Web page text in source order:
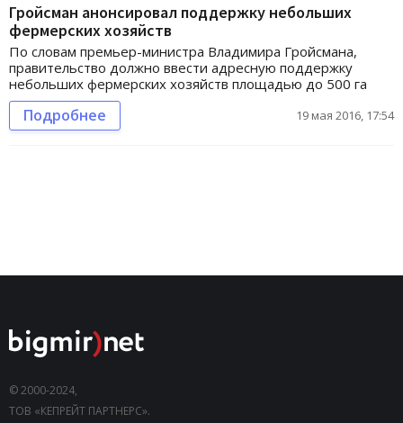
Гройсман анонсировал поддержку небольших
фермерских хозяйств
По словам премьер-министра Владимира Гройсмана,
правительство должно ввести адресную поддержку
небольших фермерских хозяйств площадью до 500 га
Подробнее 19 мая 2016, 17:54
© 2000-2024,
ТОВ «КЕПРЕЙТ ПАРТНЕРС».